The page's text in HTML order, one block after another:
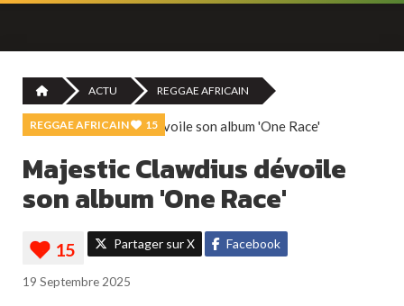
ACTU REGGAE AFRICAIN
REGGAE AFRICAIN 15
Majestic Clawdius dévoile
son album 'One Race'
Partager sur X Facebook
19 Septembre 2025